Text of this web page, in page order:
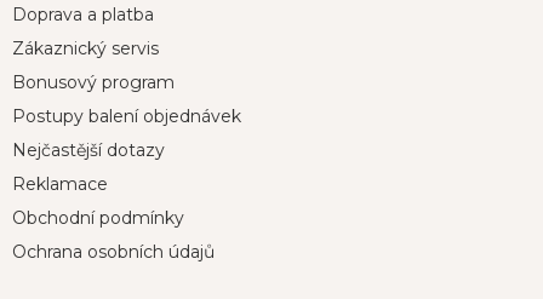
Doprava a platba
Zákaznický servis
Bonusový program
Postupy balení objednávek
Nejčastější dotazy
Reklamace
Obchodní podmínky
Ochrana osobních údajů